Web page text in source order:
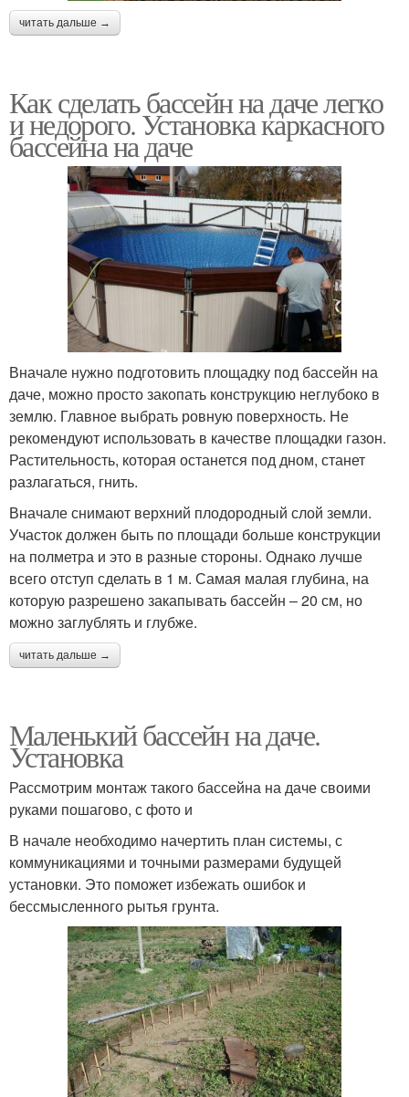
читать дальше →
Как сделать бассейн на даче легко
и недорого. Установка каркасного
бассейна на даче
Вначале нужно подготовить площадку под бассейн на
даче, можно просто закопать конструкцию неглубоко в
землю. Главное выбрать ровную поверхность. Не
рекомендуют использовать в качестве площадки газон.
Растительность, которая останется под дном, станет
разлагаться, гнить.
Вначале снимают верхний плодородный слой земли.
Участок должен быть по площади больше конструкции
на полметра и это в разные стороны. Однако лучше
всего отступ сделать в 1 м. Самая малая глубина, на
которую разрешено закапывать бассейн – 20 см, но
можно заглублять и глубже.
читать дальше →
Маленький бассейн на даче.
Установка
Рассмотрим монтаж такого бассейна на даче своими
руками пошагово, с фото и
В начале необходимо начертить план системы, с
коммуникациями и точными размерами будущей
установки. Это поможет избежать ошибок и
бессмысленного рытья грунта.